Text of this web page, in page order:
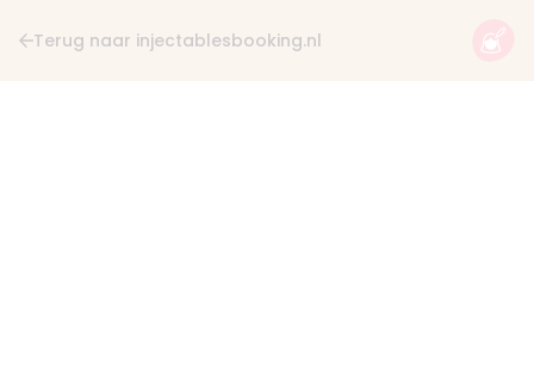
Terug naar injectablesbooking.nl